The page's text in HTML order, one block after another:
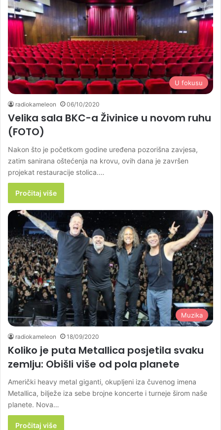
U fokusu
radiokameleon 06/10/2020
Velika sala BKC-a Živinice u novom ruhu
(FOTO)
Nakon što je početkom godine uređena pozorišna zavjesa,
zatim sanirana oštećenja na krovu, ovih dana je završen
projekat restauracije stolica.…
Pročitaj više
Muzika
radiokameleon 18/09/2020
Koliko je puta Metallica posjetila svaku
zemlju: Obišli više od pola planete
Američki heavy metal giganti, okupljeni iza čuvenog imena
Metallica, bilježe iza sebe brojne koncerte i turneje širom naše
planete. Nova…
Pročitaj više